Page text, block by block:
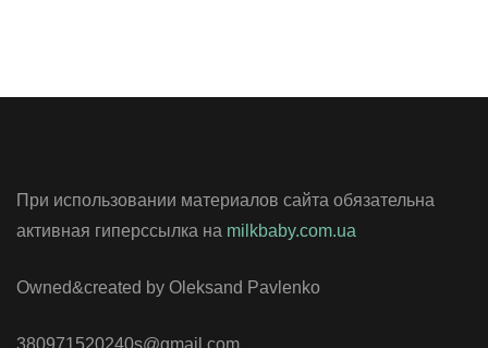
При использовании материалов сайта обязательна
активная гиперссылка на milkbaby.com.ua
Owned&created by Oleksand Pavlenko
380971520240s@gmail.com